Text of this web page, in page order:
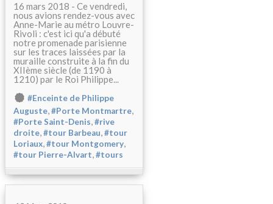
16 mars 2018 - Ce vendredi,
nous avions rendez-vous avec
Anne-Marie au métro Louvre-
Rivoli : c'est ici qu'a débuté
notre promenade parisienne
sur les traces laissées par la
muraille construite à la fin du
XIIème siècle (de 1190 à
1210) par le Roi Philippe...
#Enceinte de Philippe
Auguste,#Porte Montmartre,
#Porte Saint-Denis,#rive
droite,#tour Barbeau,#tour
Loriaux,#tour Montgomery,
#tour Pierre-Alvart,#tours